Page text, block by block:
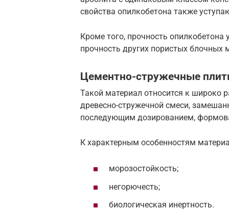
свойства опилкобетона также
Кроме того, прочность опилкобетона
прочность других пористых блочных
Цементно-стружечные
Такой материал относится к широко
древесно-стружечной смеси,
последующим дозированием,
К характерным особенностям
морозостойкость;
негорючесть;
биологическая инертность.